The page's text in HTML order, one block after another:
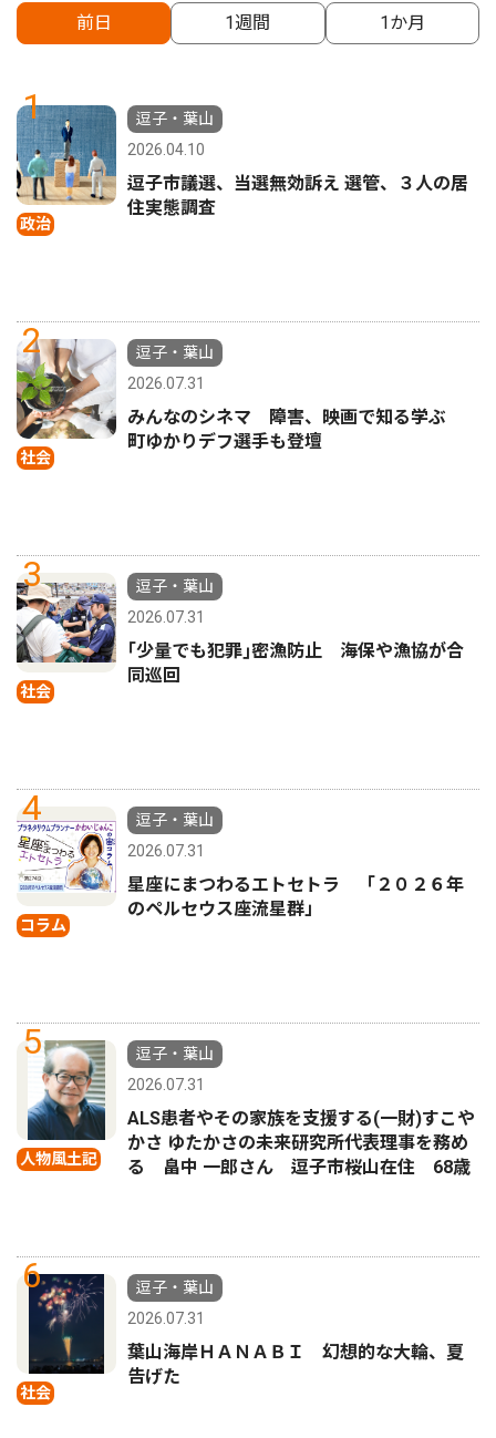
前日 1週間 1か月
1
政治
逗子・葉山
2026.04.10
逗子市議選、当選無効訴え 選管、３人の居
住実態調査
2
社会
逗子・葉山
2026.07.31
みんなのシネマ 障害、映画で知る学ぶ
町ゆかりデフ選手も登壇
3
社会
逗子・葉山
2026.07.31
｢少量でも犯罪｣密漁防止 海保や漁協が合
同巡回
4
コラム
逗子・葉山
2026.07.31
星座にまつわるエトセトラ 「２０２６年
のペルセウス座流星群」
5
人物風土記
逗子・葉山
2026.07.31
ALS患者やその家族を支援する(一財)すこや
かさ ゆたかさの未来研究所代表理事を務め
る 畠中 一郎さん 逗子市桜山在住 68歳
6
社会
逗子・葉山
2026.07.31
葉山海岸ＨＡＮＡＢＩ 幻想的な大輪、夏
告げた